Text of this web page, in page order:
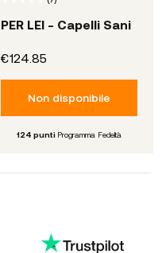
PER LEI - Capelli Sani
€124.85
Non disponibile
124 punti Programma Fedeltà